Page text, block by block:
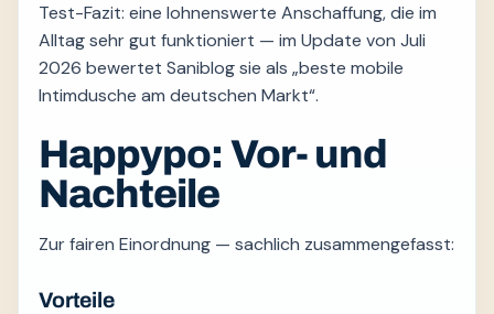
Test-Fazit: eine lohnenswerte Anschaffung, die im
Alltag sehr gut funktioniert — im Update von Juli
2026 bewertet Saniblog sie als „beste mobile
Intimdusche am deutschen Markt“.
Happypo: Vor- und
Nachteile
Zur fairen Einordnung — sachlich zusammengefasst:
Vorteile